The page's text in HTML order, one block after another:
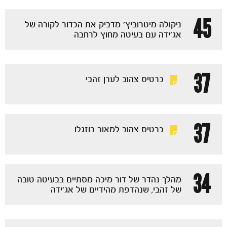
כרטיסים
45
ניקולה מיטרוביץ' מדביק את הכדור לקורה של
אג'ידה עם בעיטה מחוץ לרחבה
37 כרטיס צהוב לערן זהבי
37 כרטיס צהוב למאור בוזגלו
34
מהלך נהדר של דור מיכה מסתיים בבעיטה טובה
של זהבי, שנהדפת מהידיים של אג'ידה